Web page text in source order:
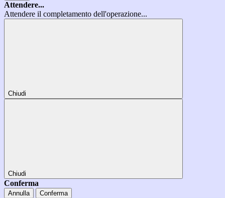
Attendere...
Attendere il completamento dell'operazione...
Chiudi
Chiudi
Conferma
Annulla Conferma